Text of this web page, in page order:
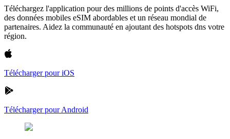
Téléchargez l'application pour des millions de points d'accès WiFi,
des données mobiles eSIM abordables et un réseau mondial de
partenaires. Aidez la communauté en ajoutant des hotspots dns votre
région.
Télécharger pour iOS
Télécharger pour Android